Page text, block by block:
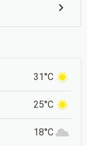
31°C
25°C
18°C